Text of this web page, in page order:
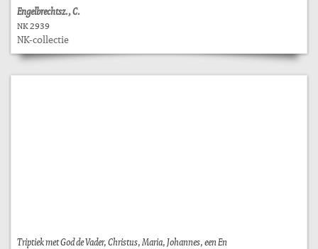
Engelbrechtsz., C.
NK 2939
NK-collectie
Triptiek met God de Vader, Christus, Maria, Johannes, een En